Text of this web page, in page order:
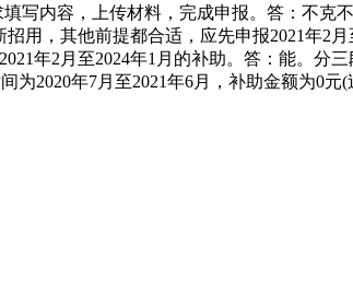
写内容，上传材料，完成申报。答：不
用，其他前提都合适，应先申报2021年2
年2月至2024年1月的补助。答：能。分
2020年7月至2021年6月，补助金额为0